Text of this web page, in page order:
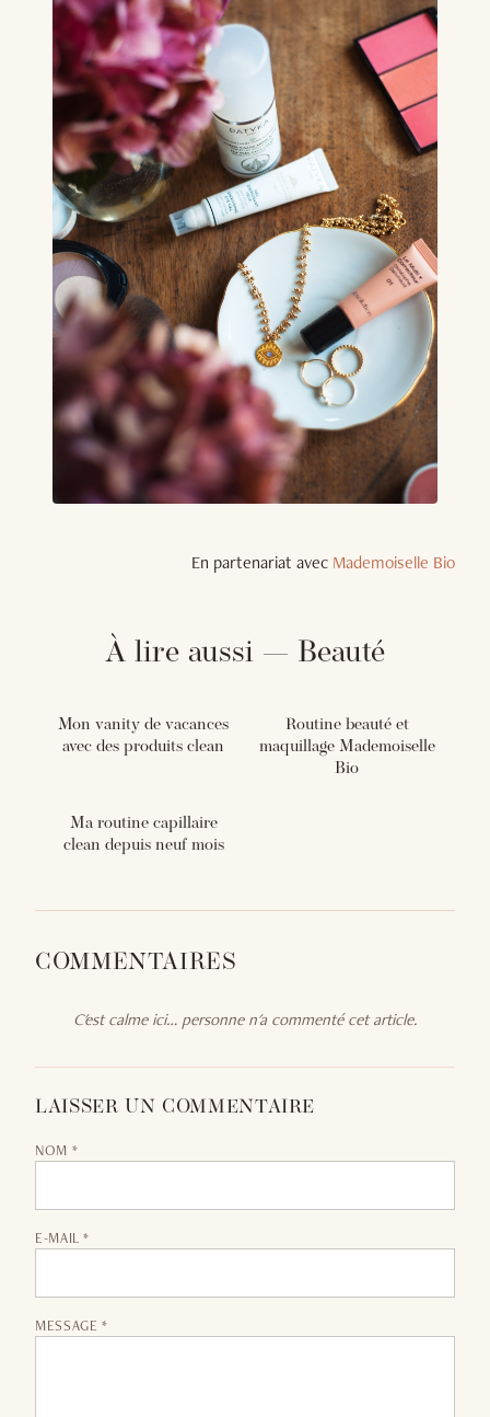
En partenariat avec Mademoiselle Bio
À lire aussi — Beauté
Mon vanity de vacances
avec des produits clean
Routine beauté et
maquillage Mademoiselle
Bio
Ma routine capillaire
clean depuis neuf mois
COMMENTAIRES
C'est calme ici… personne n'a commenté cet article.
LAISSER UN COMMENTAIRE
NOM *
E-MAIL *
MESSAGE *